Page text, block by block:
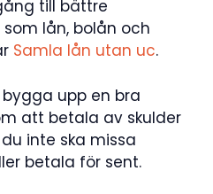
till bättre
lån, bolån och
Samla lån utan uc.
upp en bra
att betala av skulder
inte ska missa
betala för sent.